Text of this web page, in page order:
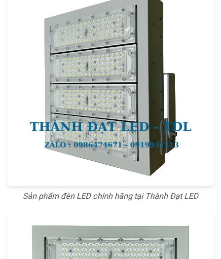
Sản phẩm đèn LED chính hãng tại Thành Đạt LED